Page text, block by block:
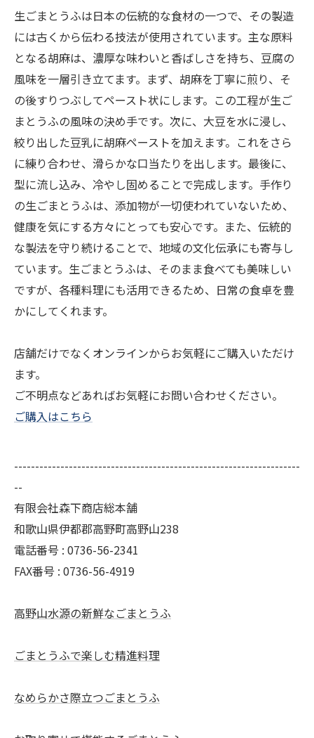
生ごまとうふは日本の伝統的な食材の一つで、その製造
には古くから伝わる技法が使用されています。主な原料
となる胡麻は、濃厚な味わいと香ばしさを持ち、豆腐の
風味を一層引き立てます。まず、胡麻を丁寧に煎り、そ
の後すりつぶしてペースト状にします。この工程が生ご
まとうふの風味の決め手です。次に、大豆を水に浸し、
絞り出した豆乳に胡麻ペーストを加えます。これをさら
に練り合わせ、滑らかな口当たりを出します。最後に、
型に流し込み、冷やし固めることで完成します。手作り
の生ごまとうふは、添加物が一切使われていないため、
健康を気にする方々にとっても安心です。また、伝統的
な製法を守り続けることで、地域の文化伝承にも寄与し
ています。生ごまとうふは、そのまま食べても美味しい
ですが、各種料理にも活用できるため、日常の食卓を豊
かにしてくれます。
店舗だけでなくオンラインからお気軽にご購入いただけ
ます。
ご不明点などあればお気軽にお問い合わせください。
ご購入はこちら
--------------------------------------------------------------------
--
有限会社森下商店総本舗
和歌山県伊都郡高野町高野山238
電話番号 : 0736-56-2341
FAX番号 : 0736-56-4919
高野山水源の新鮮なごまとうふ
ごまとうふで楽しむ精進料理
なめらかさ際立つごまとうふ